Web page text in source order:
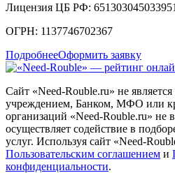
Лицензия ЦБ РФ:
ОГРН: 1137746702367
ПодробнееОформить заявку
Сайт «Need-Rouble.ru» не
учреждением, Банком, МФО или
организаций «Need-Rouble.ru» не
осуществляет содействие в
услуг. Используя сайт «Need-
Пользовательским соглашением и
конфиденциальности.